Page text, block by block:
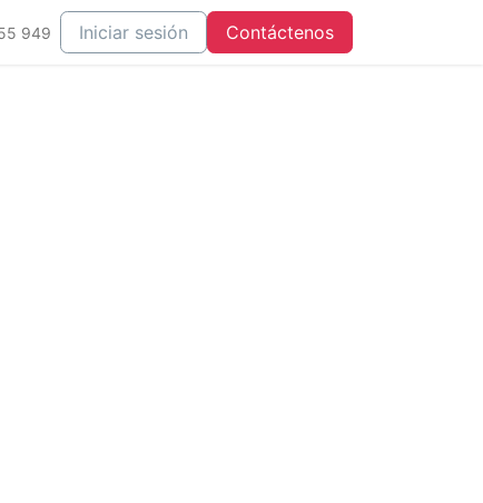
949 Iniciar sesión Contáctenos